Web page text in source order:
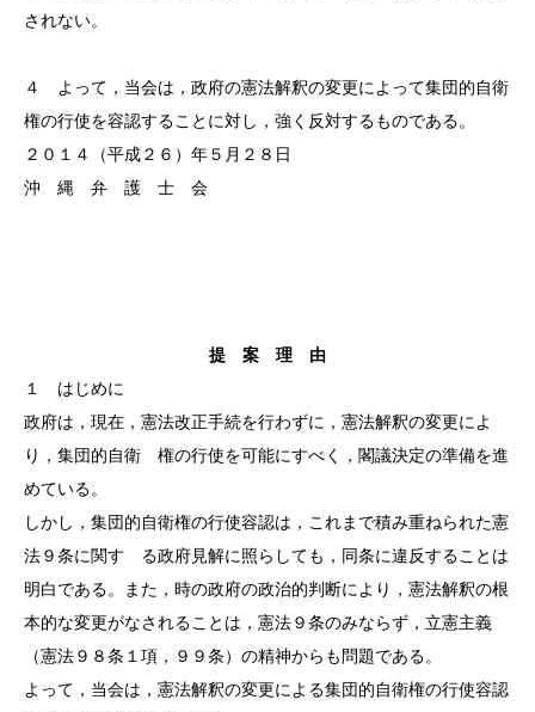
されない。
４ よって，当会は，政府の憲法解釈の変更によって集団的自衛
権の行使を容認することに対し，強く反対するものである。
２０１４（平成２６）年５月２８日
沖 縄 弁 護 士 会
提 案 理 由
１ はじめに
政府は，現在，憲法改正手続を行わずに，憲法解釈の変更によ
り，集団的自衛 権の行使を可能にすべく，閣議決定の準備を進
めている。
しかし，集団的自衛権の行使容認は，これまで積み重ねられた憲
法９条に関す る政府見解に照らしても，同条に違反することは
明白である。また，時の政府の政治的判断により，憲法解釈の根
本的な変更がなされることは，憲法９条のみならず，立憲主義
（憲法９８条１項，９９条）の精神からも問題である。
よって，当会は，憲法解釈の変更による集団的自衛権の行使容認